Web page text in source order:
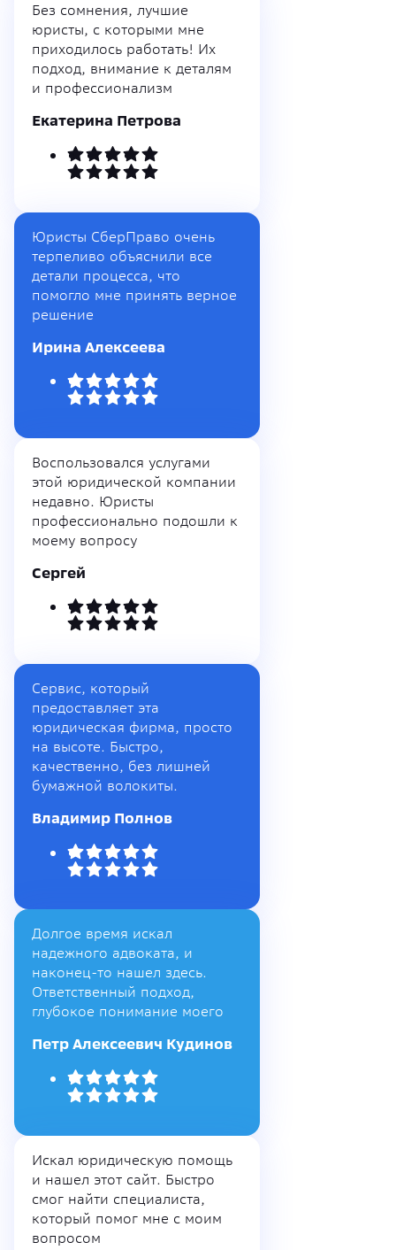
Без сомнения, лучшие
юристы, с которыми мне
приходилось работать! Их
подход, внимание к деталям
и профессионализм
Екатерина Петрова
Юристы СберПраво очень
терпеливо объяснили все
детали процесса, что
помогло мне принять верное
решение
Ирина Алексеева
Воспользовался услугами
этой юридической компании
недавно. Юристы
профессионально подошли к
моему вопросу
Сергей
Сервис, который
предоставляет эта
юридическая фирма, просто
на высоте. Быстро,
качественно, без лишней
бумажной волокиты.
Владимир Полнов
Долгое время искал
надежного адвоката, и
наконец-то нашел здесь.
Ответственный подход,
глубокое понимание моего
Петр Алексеевич Кудинов
Искал юридическую помощь
и нашел этот сайт. Быстро
смог найти специалиста,
который помог мне с моим
вопросом